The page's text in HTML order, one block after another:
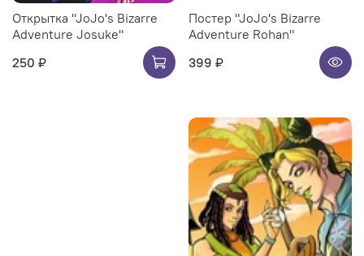
Открытка "JoJo's Bizarre
Adventure Josuke"
250 ₽
Постер "JoJo's Bizarre
Adventure Rohan"
399 ₽